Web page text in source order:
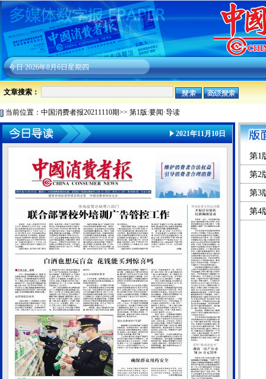
今日2026年8月6日星期四
文章搜索：
当前位置： 中国消费者报20211110期>> 第1版:要闻·导读
2021年11月10日
第1
第2
第3
第4